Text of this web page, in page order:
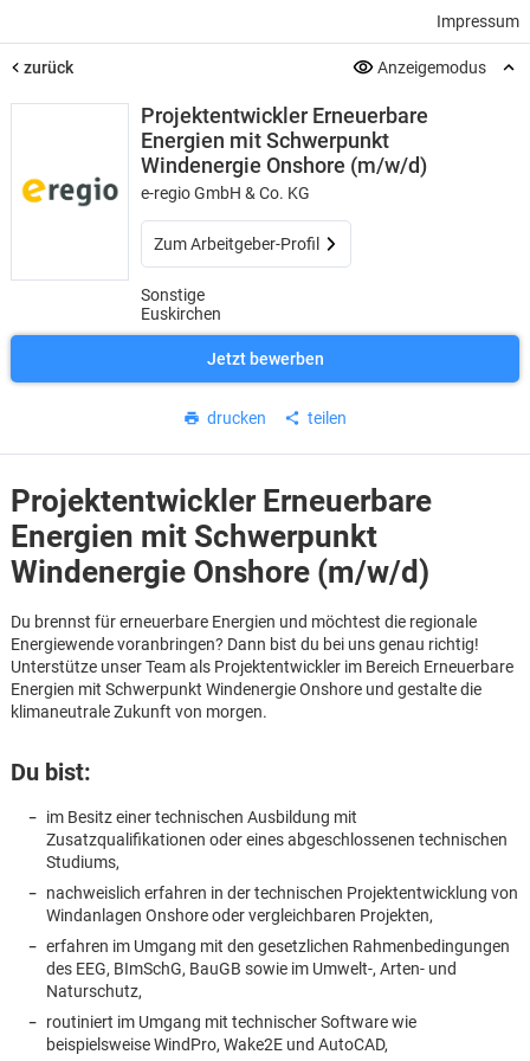
Impressum
zurück Anzeigemodus
Projektentwickler Erneuerbare
Energien mit Schwerpunkt
Windenergie Onshore (m/w/d)
e-regio GmbH & Co. KG
Zum Arbeitgeber-Profil
Sonstige
Euskirchen
Jetzt bewerben
drucken teilen
Projektentwickler Erneuerbare
Energien mit Schwerpunkt
Windenergie Onshore (m/w/d)
Du brennst für erneuerbare Energien und möchtest die regionale
Energiewende voranbringen? Dann bist du bei uns genau richtig!
Unterstütze unser Team als Projektentwickler im Bereich Erneuerbare
Energien mit Schwerpunkt Windenergie Onshore und gestalte die
klimaneutrale Zukunft von morgen.
Du bist:
im Besitz einer technischen Ausbildung mit
Zusatzqualifikationen oder eines abgeschlossenen technischen
Studiums,
nachweislich erfahren in der technischen Projektentwicklung von
Windanlagen Onshore oder vergleichbaren Projekten,
erfahren im Umgang mit den gesetzlichen Rahmenbedingungen
des EEG, BImSchG, BauGB sowie im Umwelt-, Arten- und
Naturschutz,
routiniert im Umgang mit technischer Software wie
beispielsweise WindPro, Wake2E und AutoCAD,